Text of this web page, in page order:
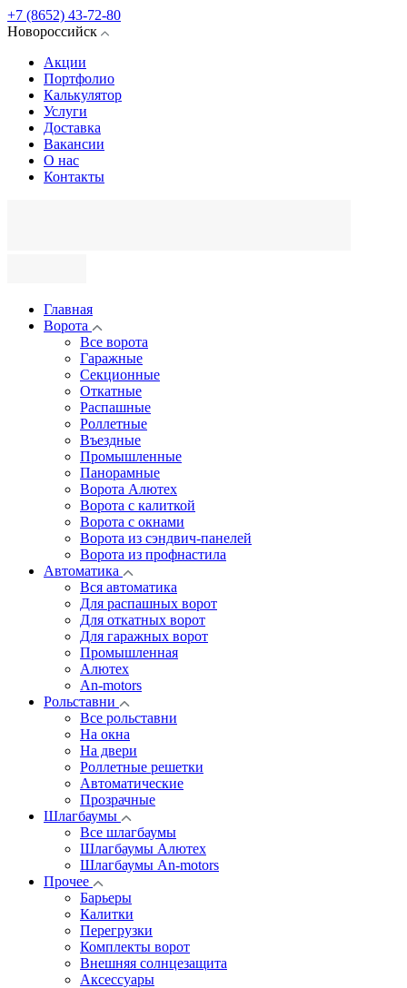
+7 (8652) 43-72-80
Новороссийск
Акции
Портфолио
Калькулятор
Услуги
Доставка
Вакансии
О нас
Контакты
Главная
Ворота
Все ворота
Гаражные
Секционные
Откатные
Распашные
Роллетные
Въездные
Промышленные
Панорамные
Ворота Алютех
Ворота с калиткой
Ворота c окнами
Ворота из сэндвич-панелей
Ворота из профнастила
Автоматика
Вся автоматика
Для распашных ворот
Для откатных ворот
Для гаражных ворот
Промышленная
Алютех
An-motors
Рольставни
Все рольставни
На окна
На двери
Роллетные решетки
Автоматические
Прозрачные
Шлагбаумы
Все шлагбаумы
Шлагбаумы Алютех
Шлагбаумы An-motors
Прочее
Барьеры
Калитки
Перегрузки
Комплекты ворот
Внешняя солнцезащита
Аксессуары